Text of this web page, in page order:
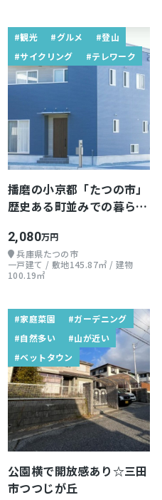
#観光 #グルメ
#登山
#サイクリング
#テレワーク
播磨の小京都「たつの市」
歴史ある町並みでの暮ら
2,080万円
兵庫県たつの市
一戸建て / 敷地145.87㎡ / 建物
100.19㎡
#家庭菜園
#ガーデニング
#自然多い
#山が近い
#ベットタウン
公園横で開放感あり☆三田
市つつじが丘